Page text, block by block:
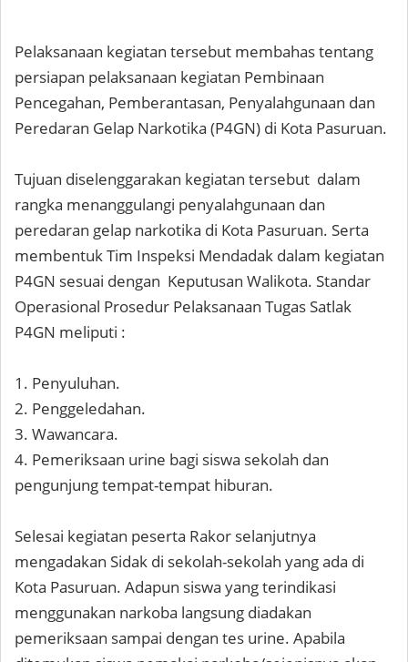
Pelaksanaan kegiatan tersebut membahas tentang
persiapan pelaksanaan kegiatan Pembinaan
Pencegahan, Pemberantasan, Penyalahgunaan dan
Peredaran Gelap Narkotika (P4GN) di Kota Pasuruan.
Tujuan diselenggarakan kegiatan tersebut dalam
rangka menanggulangi penyalahgunaan dan
peredaran gelap narkotika di Kota Pasuruan. Serta
membentuk Tim Inspeksi Mendadak dalam kegiatan
P4GN sesuai dengan Keputusan Walikota. Standar
Operasional Prosedur Pelaksanaan Tugas Satlak
P4GN meliputi :
1. Penyuluhan.
2. Penggeledahan.
3. Wawancara.
4. Pemeriksaan urine bagi siswa sekolah dan
pengunjung tempat-tempat hiburan.
Selesai kegiatan peserta Rakor selanjutnya
mengadakan Sidak di sekolah-sekolah yang ada di
Kota Pasuruan. Adapun siswa yang terindikasi
menggunakan narkoba langsung diadakan
pemeriksaan sampai dengan tes urine. Apabila